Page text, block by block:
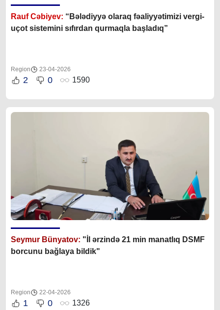
Rauf Cəbiyev: “Bələdiyyə olaraq fəaliyyətimizi vergi-
uçot sistemini sıfırdan qurmaqla başladıq”
Region 23-04-2026
2 0 1590
Seymur Bünyatov: "İl ərzində 21 min manatlıq DSMF
borcunu bağlaya bildik"
Region 22-04-2026
1 0 1326